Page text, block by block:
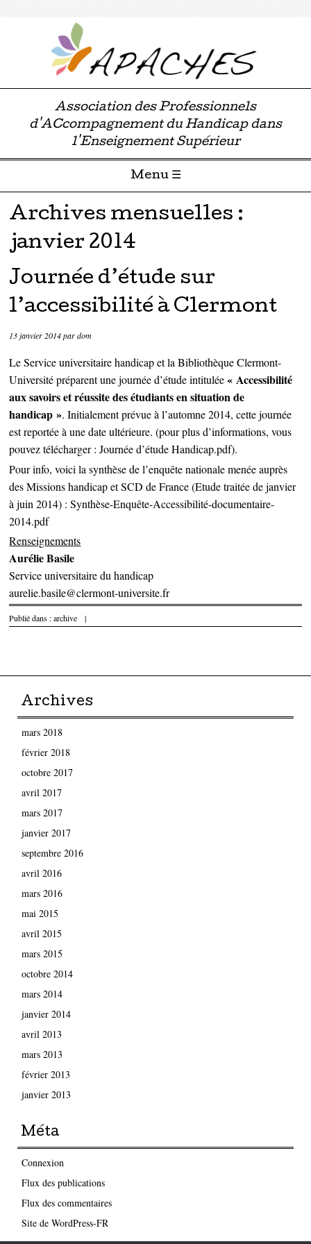
Association des Professionnels
d'ACcompagnement du Handicap dans
l'Enseignement Supérieur
Menu ☰
Passer directement au contenu
Archives mensuelles :
janvier 2014
Journée d’étude sur
l’accessibilité à Clermont
13 janvier 2014pardom
Le Service universitaire handicap et la Bibliothèque Clermont-
Université préparent une journée d’étude intitulée« Accessibilité
aux savoirs et réussite des étudiants en situation de
handicap ». Initialement prévue à l’automne 2014, cette journée
est reportée à une date ultérieure. (pour plus d’informations, vous
pouvez télécharger :Journée d’étude Handicap.pdf).
Pour info, voici la synthèse de l’enquête nationale menée auprès
des Missions handicap et SCD de France (Etude traitée de janvier
à juin 2014) :Synthèse-Enquête-Accessibilité-documentaire-
2014.pdf
Renseignements
Aurélie Basile
Service universitaire du handicap
aurelie.basile@clermont-universite.fr
Publié dans :archive |
Archives
mars 2018
février 2018
octobre 2017
avril 2017
mars 2017
janvier 2017
septembre 2016
avril 2016
mars 2016
mai 2015
avril 2015
mars 2015
octobre 2014
mars 2014
janvier 2014
avril 2013
mars 2013
février 2013
janvier 2013
Méta
Connexion
Flux des publications
Flux des commentaires
Site de WordPress-FR